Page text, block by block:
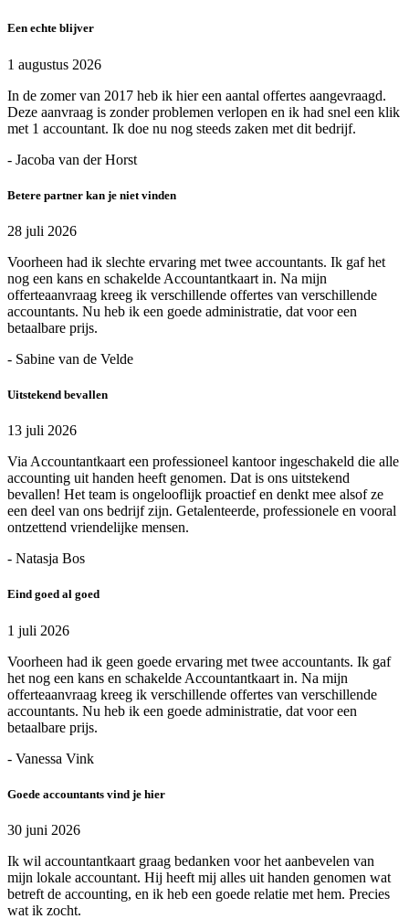
Een echte blijver
1 augustus 2026
In de zomer van 2017 heb ik hier een aantal offertes aangevraagd.
Deze aanvraag is zonder problemen verlopen en ik had snel een klik
met 1 accountant. Ik doe nu nog steeds zaken met dit bedrijf.
- Jacoba van der Horst
Betere partner kan je niet vinden
28 juli 2026
Voorheen had ik slechte ervaring met twee accountants. Ik gaf het
nog een kans en schakelde Accountantkaart in. Na mijn
offerteaanvraag kreeg ik verschillende offertes van verschillende
accountants. Nu heb ik een goede administratie, dat voor een
betaalbare prijs.
- Sabine van de Velde
Uitstekend bevallen
13 juli 2026
Via Accountantkaart een professioneel kantoor ingeschakeld die alle
accounting uit handen heeft genomen. Dat is ons uitstekend
bevallen! Het team is ongelooflijk proactief en denkt mee alsof ze
een deel van ons bedrijf zijn. Getalenteerde, professionele en vooral
ontzettend vriendelijke mensen.
- Natasja Bos
Eind goed al goed
1 juli 2026
Voorheen had ik geen goede ervaring met twee accountants. Ik gaf
het nog een kans en schakelde Accountantkaart in. Na mijn
offerteaanvraag kreeg ik verschillende offertes van verschillende
accountants. Nu heb ik een goede administratie, dat voor een
betaalbare prijs.
- Vanessa Vink
Goede accountants vind je hier
30 juni 2026
Ik wil accountantkaart graag bedanken voor het aanbevelen van
mijn lokale accountant. Hij heeft mij alles uit handen genomen wat
betreft de accounting, en ik heb een goede relatie met hem. Precies
wat ik zocht.